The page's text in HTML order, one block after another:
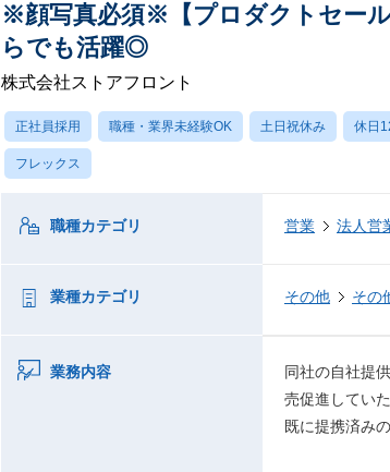
※顔写真必須※【プロダクトセー
らでも活躍◎
株式会社ストアフロント
正社員採用 職種・業界未経験OK 土日祝休み 休日
フレックス
職種カテゴリ 営業 法人営
業種カテゴリ その他 その
業務内容
同社の自社提
売促進してい
既に提携済み